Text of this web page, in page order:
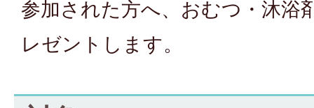
参加された方へ、おむつ・沐浴
レゼントします。